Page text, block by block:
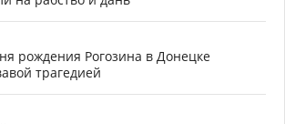
рождения Рогозина в Донецке
трагедией